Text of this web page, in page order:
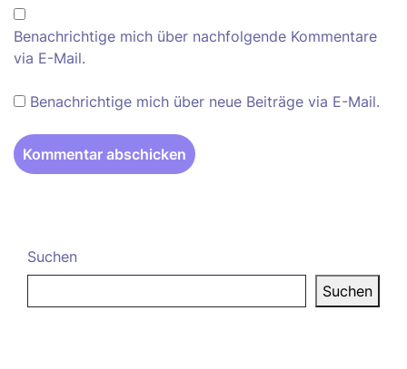
Benachrichtige mich über nachfolgende Kommentare
via E-Mail.
Benachrichtige mich über neue Beiträge via E-Mail.
Suchen
Suchen